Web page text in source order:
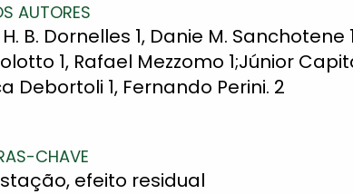
AUTORES
B. Dornelles 1, Danie M. Sanchotene
1, Rafael Mezzomo 1;Júnior
Debortoli 1, Fernando Perini. 2
CHAVE
efeito residual